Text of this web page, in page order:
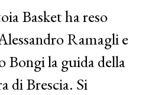
Basket ha reso
Ramagli e
Bongi la guida della
di Brescia. Si